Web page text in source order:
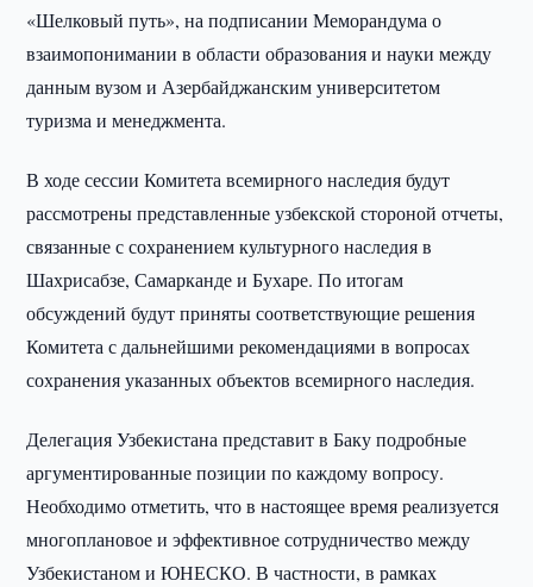
«Шелковый путь», на подписании Меморандума о
взаимопонимании в области образования и науки между
данным вузом и Азербайджанским университетом
туризма и менеджмента.
В ходе сессии Комитета всемирного наследия будут
рассмотрены представленные узбекской стороной отчеты,
связанные с сохранением культурного наследия в
Шахрисабзе, Самарканде и Бухаре. По итогам
обсуждений будут приняты соответствующие решения
Комитета с дальнейшими рекомендациями в вопросах
сохранения указанных объектов всемирного наследия.
Делегация Узбекистана представит в Баку подробные
аргументированные позиции по каждому вопросу.
Необходимо отметить, что в настоящее время реализуется
многоплановое и эффективное сотрудничество между
Узбекистаном и ЮНЕСКО. В частности, в рамках